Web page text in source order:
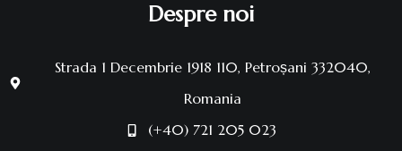
Despre noi
Strada 1 Decembrie 1918 110, Petroșani 332040,
Romania
(+40) 721 205 023